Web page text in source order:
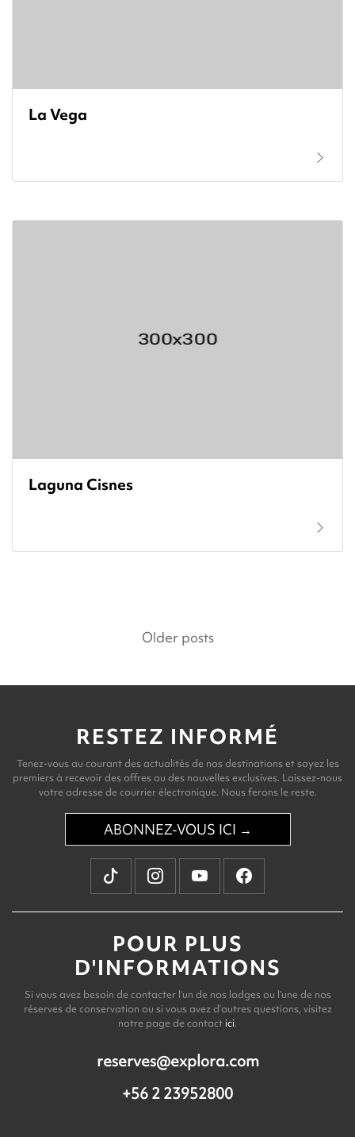
La Vega
Laguna Cisnes
Older posts
RESTEZ INFORMÉ
Tenez-vous au courant des actualités de nos destinations et soyez les
premiers à recevoir des offres ou des nouvelles exclusives. Laissez-nous
votre adresse de courrier électronique. Nous ferons le reste.
ABONNEZ-VOUS ICI →
POUR PLUS
D'INFORMATIONS
Si vous avez besoin de contacter l’un de nos lodges ou l’une de nos
réserves de conservation ou si vous avez d’autres questions, visitez
notre page de contact ici.
reserves@explora.com
+56 2 23952800